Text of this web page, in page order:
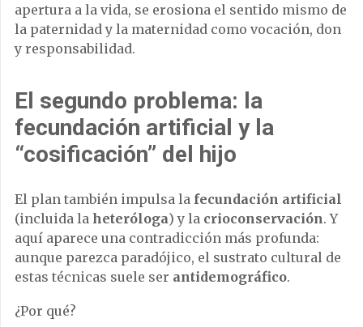
apertura a la vida, se erosiona el sentido mismo de
la paternidad y la maternidad como vocación, don
y responsabilidad.
El segundo problema: la
fecundación artificial y la
“cosificación” del hijo
El plan también impulsa la fecundación artificial
(incluida la heteróloga) y la crioconservación. Y
aquí aparece una contradicción más profunda:
aunque parezca paradójico, el sustrato cultural de
estas técnicas suele ser antidemográfico.
¿Por qué?